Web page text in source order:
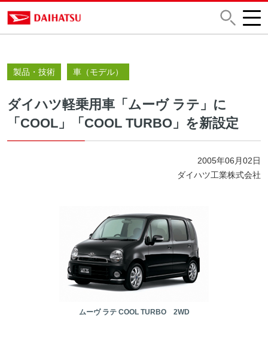
製品・技術 車（モデル）
ダイハツ軽乗用車「ムーヴ ラテ」に
「COOL」「COOL TURBO」を新設定
2005年06月02日
ダイハツ工業株式会社
ムーヴ ラテ COOL TURBO 2WD